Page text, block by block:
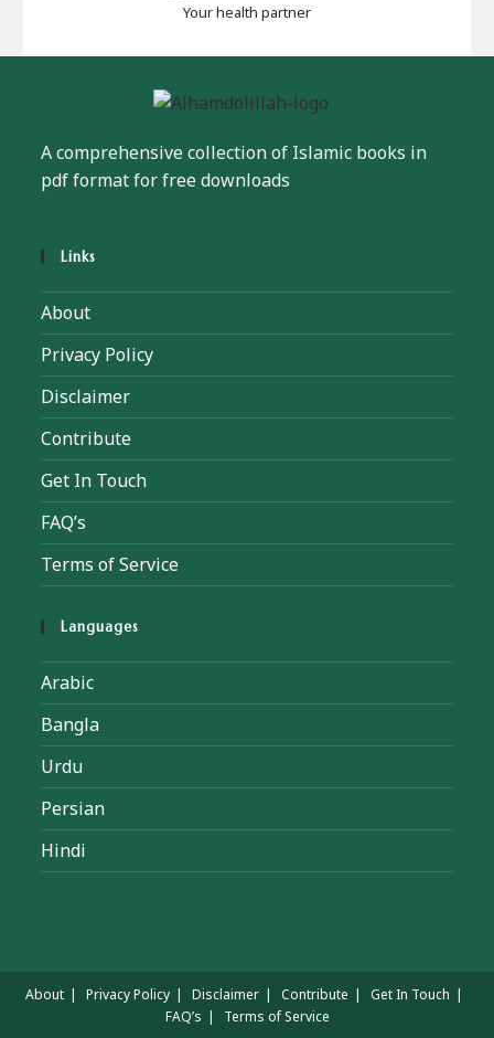
Your health partner
A comprehensive collection of Islamic books in
pdf format for free downloads
Links
About
Privacy Policy
Disclaimer
Contribute
Get In Touch
FAQ’s
Terms of Service
Languages
Arabic
Bangla
Urdu
Persian
Hindi
About Privacy Policy Disclaimer Contribute
Get In Touch
FAQ’s
Terms of Service